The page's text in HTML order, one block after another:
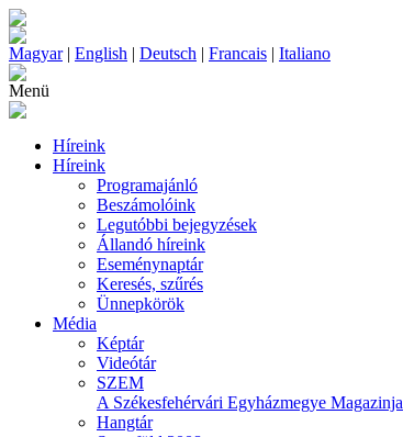
Magyar| English | Deutsch | Francais | Italiano
Menü
Híreink
Híreink
Programajánló
Beszámolóink
Legutóbbi bejegyzések
Állandó híreink
Eseménynaptár
Keresés, szűrés
Ünnepkörök
Média
Képtár
Videótár
SZEM
A Székesfehérvári Egyházmegye Magazinja
Hangtár